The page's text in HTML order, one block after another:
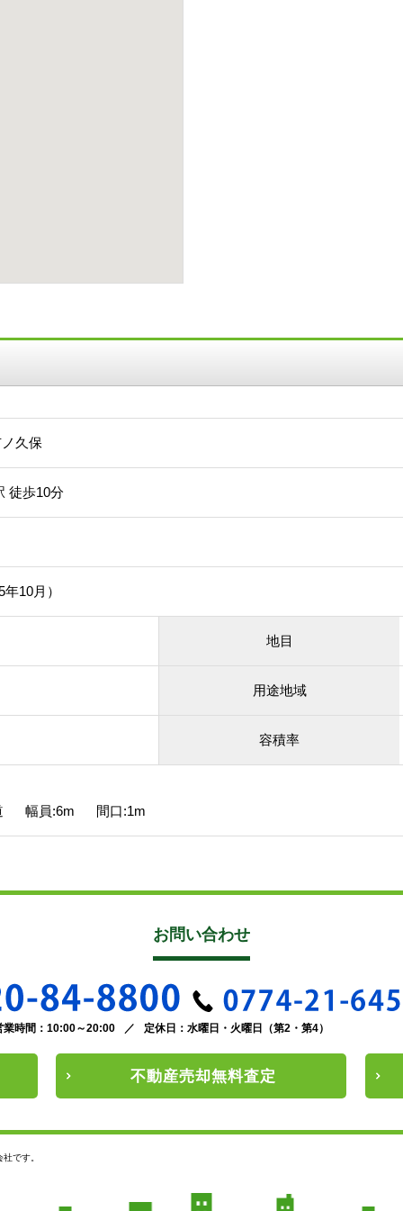
久保
徒歩10分
10月）
地目
用途地域
容積率
幅員:6m 間口:1m
お問い合わせ
業時間：10:00～20:00 ／ 定休日：水曜日・火曜日（第2・第4）
不動産売却無料査定
です。